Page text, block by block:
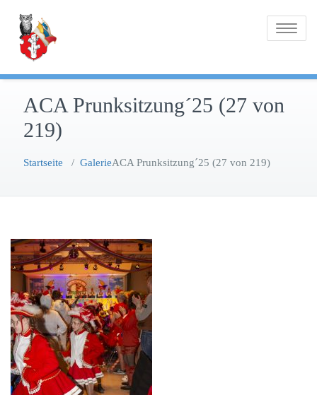
springen
Toggle
ACA Prunksitzung´25 (27 von
219)
Startseite / GalerieACA Prunksitzung´25 (27 von 219)